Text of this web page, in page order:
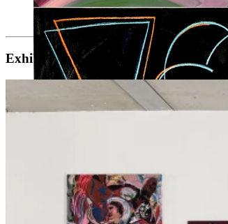
Exhibitions